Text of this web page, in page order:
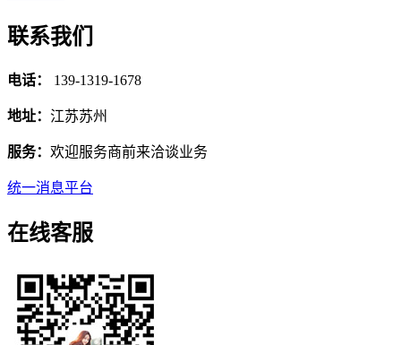
联系我们
电话： 139-1319-1678
地址： 江苏苏州
服务： 欢迎服务商前来洽谈业务
统一消息平台
在线客服